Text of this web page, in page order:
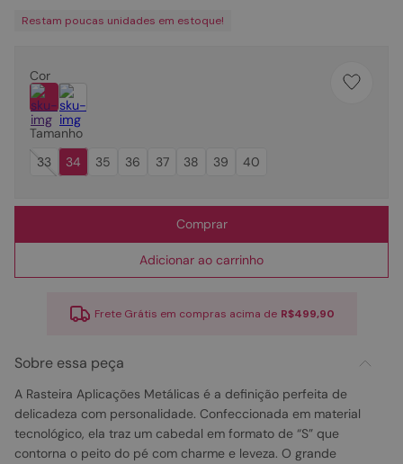
Restam poucas unidades em estoque!
Cor
Tamanho
33
34 35 36 37 38 39 40
Comprar
Adicionar ao carrinho
Frete Grátis em compras acima de R$499,90
Sobre essa peça
A Rasteira Aplicações Metálicas é a definição perfeita de
delicadeza com personalidade. Confeccionada em material
tecnológico, ela traz um cabedal em formato de “S” que
contorna o peito do pé com charme e leveza. O grande
6º
tamanco
sapatilha
couro
10º rasteirinhas